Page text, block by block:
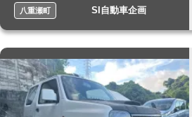
八重瀬町 SI自動車企画